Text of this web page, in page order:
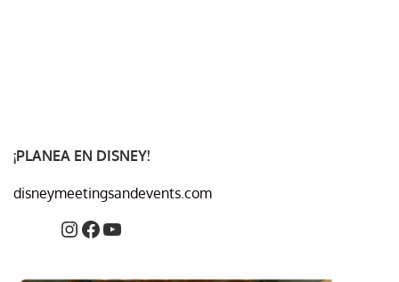
¡PLANEA EN DISNEY!
disneymeetingsandevents.com